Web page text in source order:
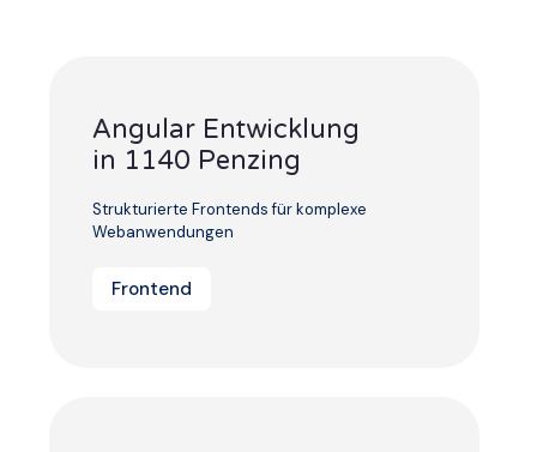
Angular Entwicklung
in 1140 Penzing
Strukturierte Frontends für komplexe
Webanwendungen
Frontend